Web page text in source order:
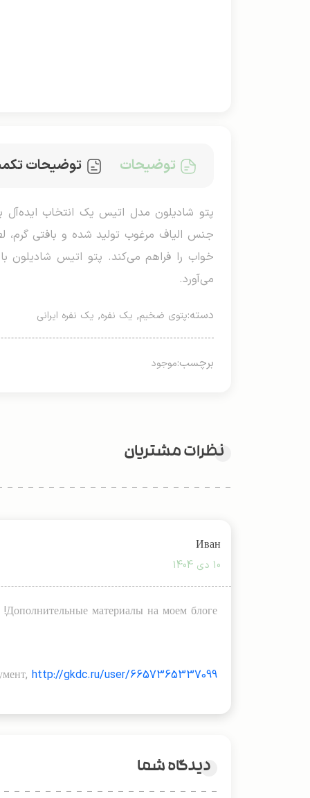
توضیحات توضیحات
جنس الیاف مرغوب تولید شده و بافتی گرم،
خواب را فراهم می‌کند. پتو اتیس شادیلون
می‌آورد.
دسته:پتوی ضخیم, یک نفره, یک نفره ایرانی
برچسب:موجود
نظرات مشتریان
Иван
10 دی 1404
Дополнительные материалы на моем блоге!
http://gkdc.ru/user/6657365337099
دیدگاه شما